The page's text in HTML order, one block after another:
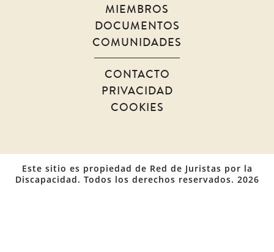
MIEMBROS
DOCUMENTOS
COMUNIDADES
CONTACTO
PRIVACIDAD
COOKIES
Este sitio es propiedad de Red de Juristas por la
Discapacidad. Todos los derechos reservados. 2026